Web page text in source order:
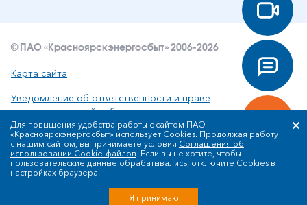
© ПАО «Красноярскэнергосбыт» 2006-2026
Карта сайта
Уведомление об ответственности и праве
интеллектуальной собственности
Политика ПАО «Красноярскэнергосбыт» в отношении
обработки персональных данных
Для повышения удобства работы с сайтом ПАО
«Красноярскэнергосбыт» использует Cookies. Продолжая работу
с нашим сайтом, вы принимаете условия Соглашения об
использовании Cookie-файлов. Если вы не хотите, чтобы
пользовательские данные обрабатывались, отключите Cookies в
настройках браузера.
Я принимаю